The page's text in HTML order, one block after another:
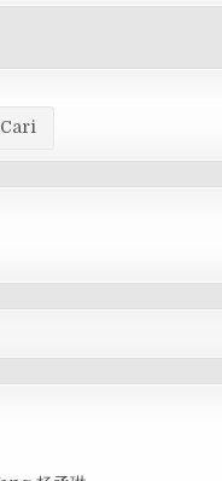
Cari